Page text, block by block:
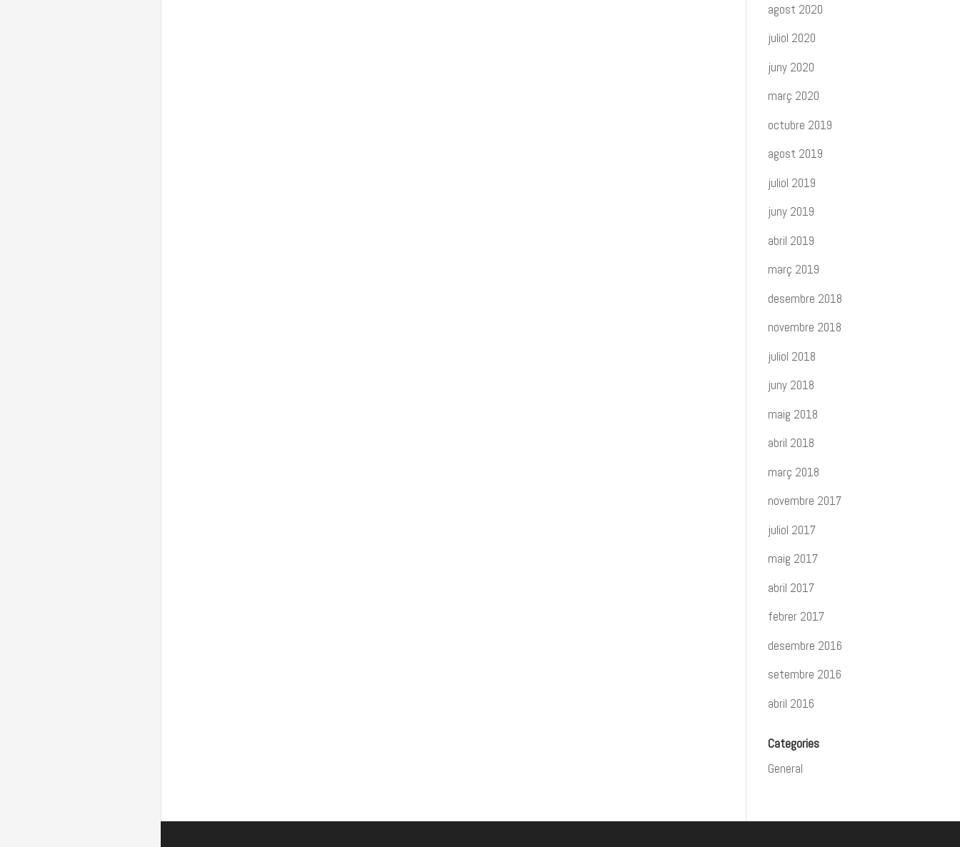
agost 2020
juliol 2020
juny 2020
març 2020
octubre 2019
agost 2019
juliol 2019
juny 2019
abril 2019
març 2019
desembre 2018
novembre 2018
juliol 2018
juny 2018
maig 2018
abril 2018
març 2018
novembre 2017
juliol 2017
maig 2017
abril 2017
febrer 2017
desembre 2016
setembre 2016
abril 2016
Categories
General